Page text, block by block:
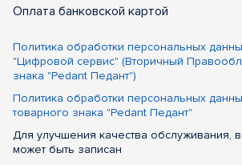
Оплата банковской картой
Политика обработки персональных
"Цифровой сервис" (Вторичный
знака "Pedant Педант")
Политика обработки персональных
товарного знака "Pedant Педант"
Для улучшения качества обслуживания,
может быть записан